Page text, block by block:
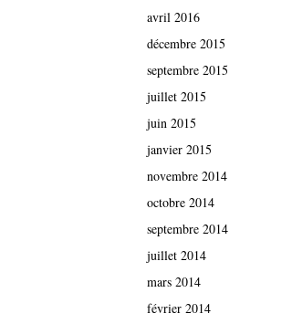
avril 2016
décembre 2015
septembre 2015
juillet 2015
juin 2015
janvier 2015
novembre 2014
octobre 2014
septembre 2014
juillet 2014
mars 2014
février 2014